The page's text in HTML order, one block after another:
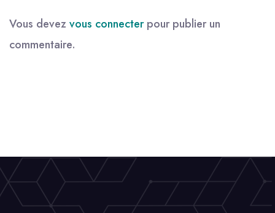
Vous devez vous connecterpour publier un
commentaire.